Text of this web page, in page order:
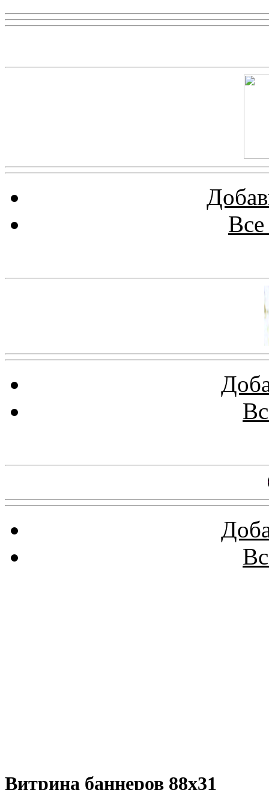
Витрина баннеров 88x31